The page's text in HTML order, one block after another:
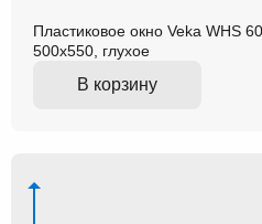
Пластиковое окно Veka WHS
500x550, глухое
В корзину